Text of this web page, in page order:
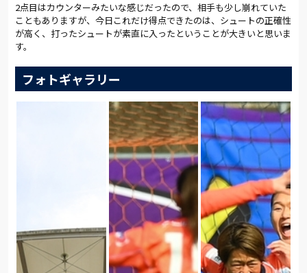
2点目はカウンターみたいな感じだったので、相手も少し崩れていた
こともありますが、今日これだけ得点できたのは、シュートの正確性
が高く、打ったシュートが素直に入ったということが大きいと思いま
す。
フォトギャラリー